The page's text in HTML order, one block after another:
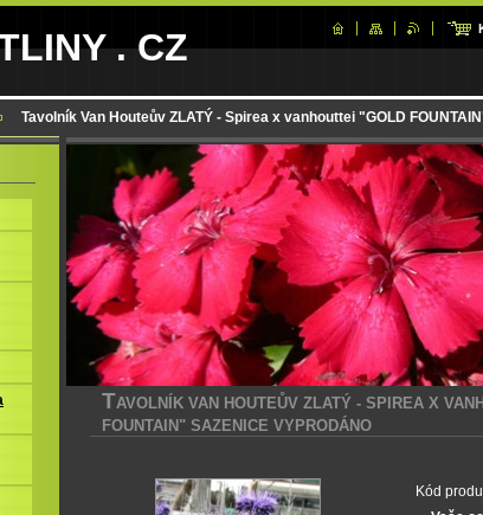
. CZ
Tavolník Van Houteův ZLATÝ - Spirea x vanhouttei "GOLD
TAVOLNÍK VAN HOUTEŮV ZLATÝ - SPIREA X
FOUNTAIN" SAZENICE VYPRODÁNO
Kód